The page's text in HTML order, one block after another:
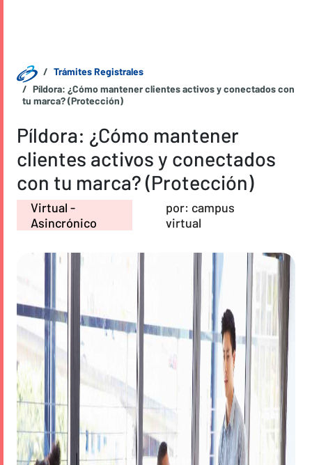
Trámites Registrales
Píldora: ¿Cómo mantener clientes activos y conectados con
tu marca? (Protección)
Píldora: ¿Cómo mantener
clientes activos y conectados
con tu marca? (Protección)
Virtual -
Asincrónico
por: campus
virtual